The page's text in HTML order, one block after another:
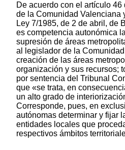
De acuerdo con el artículo
de la Comunidad Valenciana
Ley 7/1985, de 2 de abril, de
es competencia autonómica
supresión de áreas
al legislador de la
creación de las áreas
organización y sus recursos;
por sentencia del Tribunal
que «se trata, en
un alto grado de
Corresponde, pues, en
autónomas determinar y fijar
entidades locales que
respectivos ámbitos